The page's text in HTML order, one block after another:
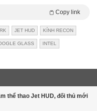
Copy link
JET HUD KÍNH RECON
GLASS INTEL
thể thao Jet HUD, đối thủ mới